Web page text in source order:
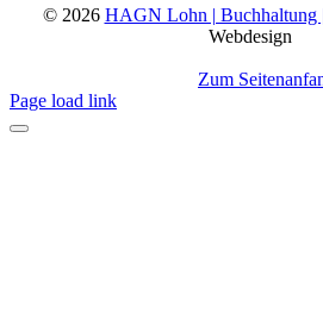
© 2026 HAGN Lohn | Buchhaltung
Webdesign
Zum
Page load link